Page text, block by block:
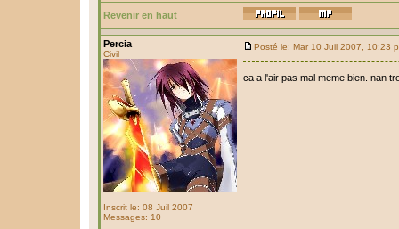
Revenir en haut
Percia
Civil
Inscrit le: 08 Juil 2007
Messages: 10
Posté le: Mar 10 Juil 2007, 10:23
ca a l'air pas mal meme bien. nan